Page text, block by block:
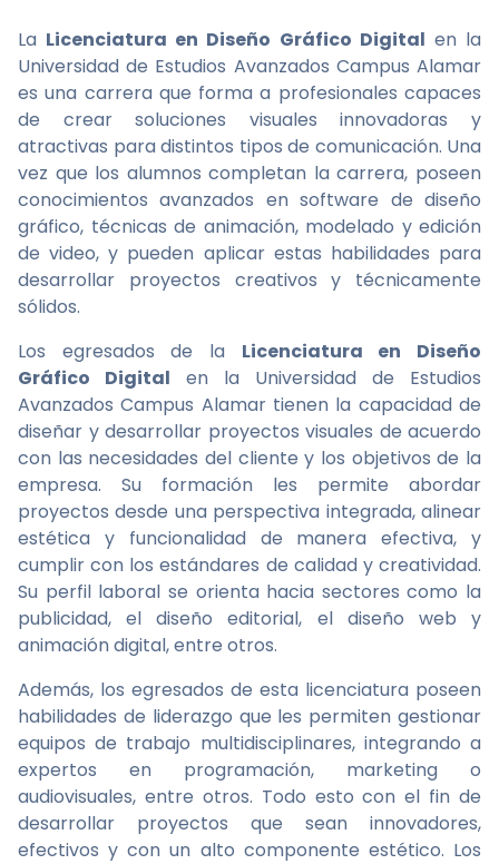
La Licenciatura en Diseño Gráfico Digital en la
Universidad de Estudios Avanzados Campus Alamar
es una carrera que forma a profesionales capaces
de crear soluciones visuales innovadoras y
atractivas para distintos tipos de comunicación. Una
vez que los alumnos completan la carrera, poseen
conocimientos avanzados en software de diseño
gráfico, técnicas de animación, modelado y edición
de video, y pueden aplicar estas habilidades para
desarrollar proyectos creativos y técnicamente
sólidos.
Los egresados de la Licenciatura en Diseño
Gráfico Digital en la Universidad de Estudios
Avanzados Campus Alamar tienen la capacidad de
diseñar y desarrollar proyectos visuales de acuerdo
con las necesidades del cliente y los objetivos de la
empresa. Su formación les permite abordar
proyectos desde una perspectiva integrada, alinear
estética y funcionalidad de manera efectiva, y
cumplir con los estándares de calidad y creatividad.
Su perfil laboral se orienta hacia sectores como la
publicidad, el diseño editorial, el diseño web y
animación digital, entre otros.
Además, los egresados de esta licenciatura poseen
habilidades de liderazgo que les permiten gestionar
equipos de trabajo multidisciplinares, integrando a
expertos en programación, marketing o
audiovisuales, entre otros. Todo esto con el fin de
desarrollar proyectos que sean innovadores,
efectivos y con un alto componente estético. Los